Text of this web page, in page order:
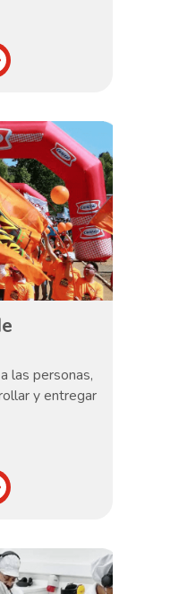
las personas,
y entregar